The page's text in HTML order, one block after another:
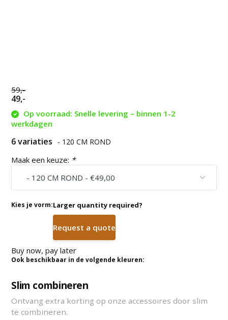
59,-
49,-
Op voorraad: Snelle levering – binnen 1-2
werkdagen
6 variaties - 120 CM ROND
Maak een keuze: *
Kies je vorm:Larger quantity required?
Request a quote
Buy now, pay later
Ook beschikbaar in de volgende kleuren:
Slim combineren
Ontvang extra korting op onze accessoires door slim
te combineren.